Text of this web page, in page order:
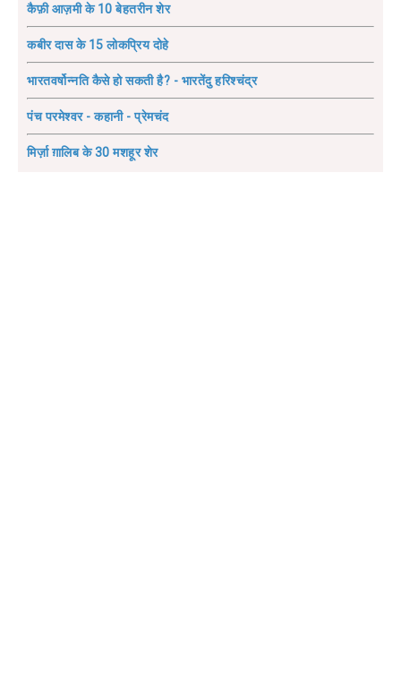
कैफ़ी आज़मी के 10 बेहतरीन शेर
कबीर दास के 15 लोकप्रिय दोहे
भारतवर्षोन्नति कैसे हो सकती है? - भारतेंदु हरिश्चंद्र
पंच परमेश्वर - कहानी - प्रेमचंद
मिर्ज़ा ग़ालिब के 30 मशहूर शेर